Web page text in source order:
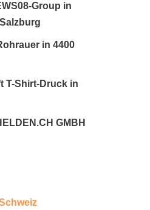
Group in
in 4400
T-Shirt-Druck in
GMBH